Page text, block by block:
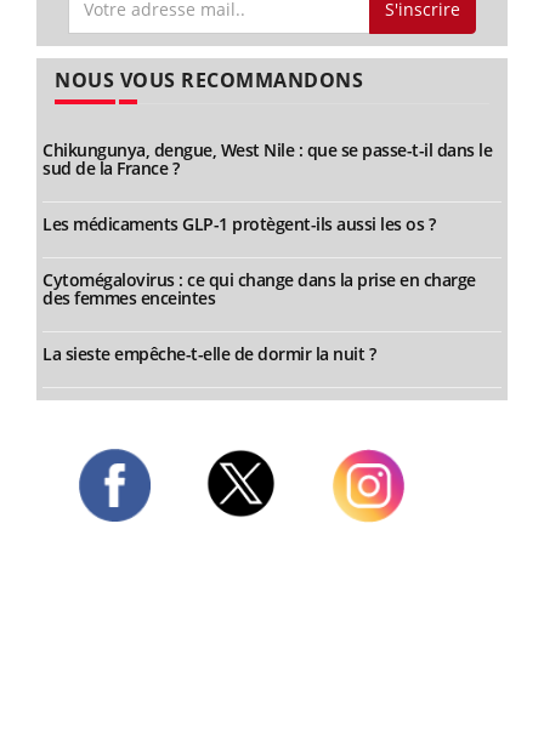
S'inscrire
NOUS VOUS RECOMMANDONS
Chikungunya, dengue, West Nile : que se passe-t-il dans le
sud de la France ?
Les médicaments GLP-1 protègent-ils aussi les os ?
Cytomégalovirus : ce qui change dans la prise en charge
des femmes enceintes
La sieste empêche-t-elle de dormir la nuit ?